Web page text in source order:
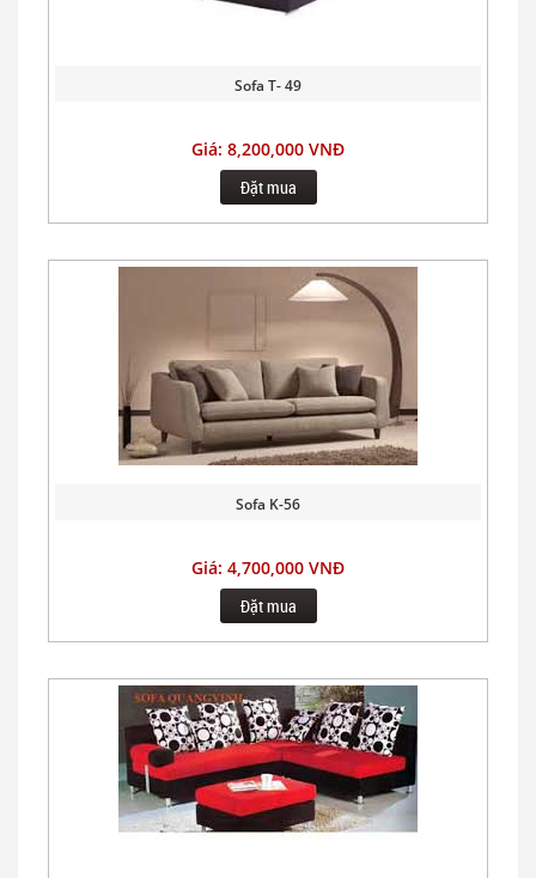
Sofa T- 49
Giá: 8,200,000 VNĐ
Đặt mua
Sofa K-56
Giá: 4,700,000 VNĐ
Đặt mua